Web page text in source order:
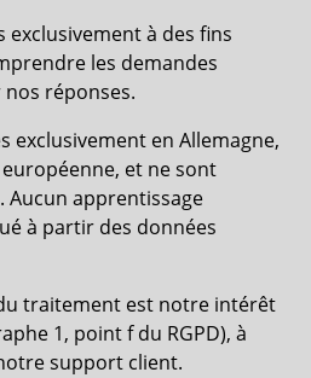
à des fins
les demandes
réponses.
exclusivement en Allemagne,
et ne sont
Aucun apprentissage
à partir des données
traitement est notre intérêt
1, point f du RGPD), à
support client.